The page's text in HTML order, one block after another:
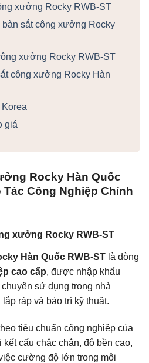
xưởng Rocky RWB-ST
bàn sắt công xưởng Rocky
xưởng Rocky RWB-ST
công xưởng Rocky Hàn
giá
Rocky Hàn Quốc
Tác Công Nghiệp Chính
xưởng Rocky RWB-ST
Hàn Quốc RWB-ST là dòng
cao cấp, được nhập khẩu
sử dụng trong nhà
ráp và bảo trì kỹ thuật.
tiêu chuẩn công nghiệp của
kết cấu chắc chắn, độ bền cao,
cường độ lớn trong môi